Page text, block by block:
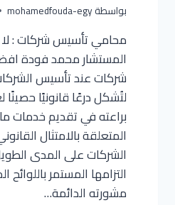
بواسطةmohamedfouda-egy
محامي تأسيس شركات :
المستشار محمد فودة
شركات عند تأسيس
لتُشكل درعًا قانونيًا
براعته في تقديم خدمات
المتعلقة بالامتثال
الشركات على المدى
التزامها المستمر باللوائح
مشورته الدائمة…